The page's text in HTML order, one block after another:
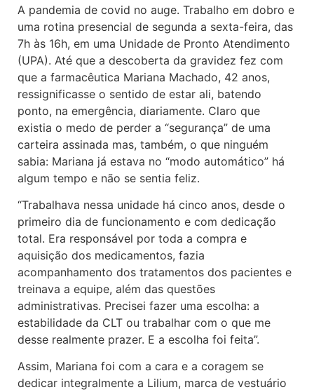
A pandemia de covid no auge. Trabalho em dobro e
uma rotina presencial de segunda a sexta-feira, das
7h às 16h, em uma Unidade de Pronto Atendimento
(UPA). Até que a descoberta da gravidez fez com
que a farmacêutica Mariana Machado, 42 anos,
ressignificasse o sentido de estar ali, batendo
ponto, na emergência, diariamente. Claro que
existia o medo de perder a “segurança” de uma
carteira assinada mas, também, o que ninguém
sabia: Mariana já estava no “modo automático” há
algum tempo e não se sentia feliz.
“Trabalhava nessa unidade há cinco anos, desde o
primeiro dia de funcionamento e com dedicação
total. Era responsável por toda a compra e
aquisição dos medicamentos, fazia
acompanhamento dos tratamentos dos pacientes e
treinava a equipe, além das questões
administrativas. Precisei fazer uma escolha: a
estabilidade da CLT ou trabalhar com o que me
desse realmente prazer. E a escolha foi feita”.
Assim, Mariana foi com a cara e a coragem se
dedicar integralmente a Lilium, marca de vestuário